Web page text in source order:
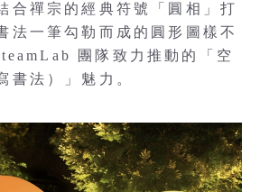
合禪宗的經典符號「圓相」打
法一筆勾勒而成的圓形圖樣不
團隊致力推動的「空
書法）」魅力。